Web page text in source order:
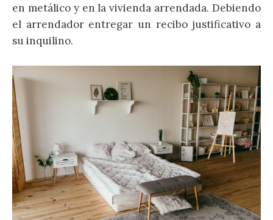
en metálico y en la vivienda arrendada. Debiendo
el arrendador entregar un recibo justificativo a
su inquilino.